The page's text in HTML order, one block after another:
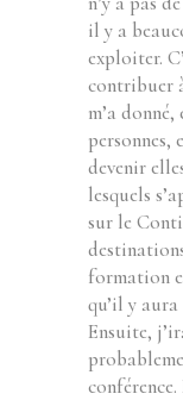
il y a
exploiter.
contribuer
m’a
personnes,
devenir
lesquels
sur le
formation
qu’il y
Ensuite,